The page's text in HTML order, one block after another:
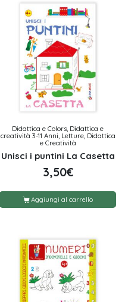
Didattica e Colors, Didattica e
creatività 3-11 Anni, Letture, Didattica
e Creatività
Unisci i puntini La Casetta
3,50€
Aggiungi al carrello